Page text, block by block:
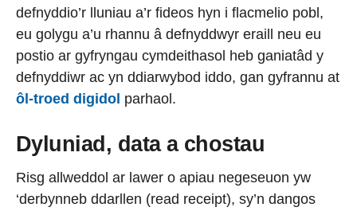
defnyddio’r lluniau a’r fideos hyn i flacmelio pobl,
eu golygu a’u rhannu â defnyddwyr eraill neu eu
postio ar gyfryngau cymdeithasol heb ganiatâd y
defnyddiwr ac yn ddiarwybod iddo, gan gyfrannu at
ôl-troed digidol parhaol.
Dyluniad, data a chostau
Risg allweddol ar lawer o apiau negeseuon yw
‘derbynneb ddarllen (read receipt), sy’n dangos